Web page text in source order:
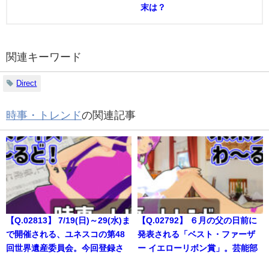
末は？
関連キーワード
Direct
時事・トレンドの関連記事
【Q.02813】 7/19(日)～29(水)ま
で開催される、ユネスコの第48
回世界遺産委員会。今回登録さ
【Q.02792】 ６月の父の日前に
発表される「ベスト・ファーザ
ー イエローリボン賞」。芸能部